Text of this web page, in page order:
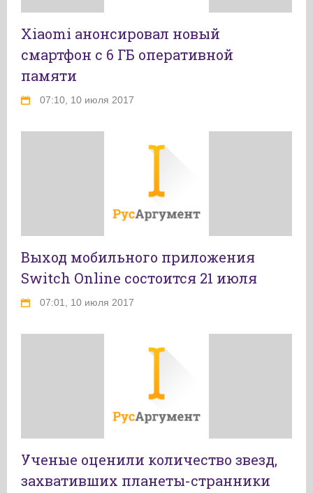
Xiaomi анонсировал новый
смартфон с 6 ГБ оперативной
памяти‍
07:10, 10 июля 2017
Выход мобильного приложения
Switch Online состоится 21 июля
07:01, 10 июля 2017
Ученые оценили количество звезд,
захвативших планеты-странники